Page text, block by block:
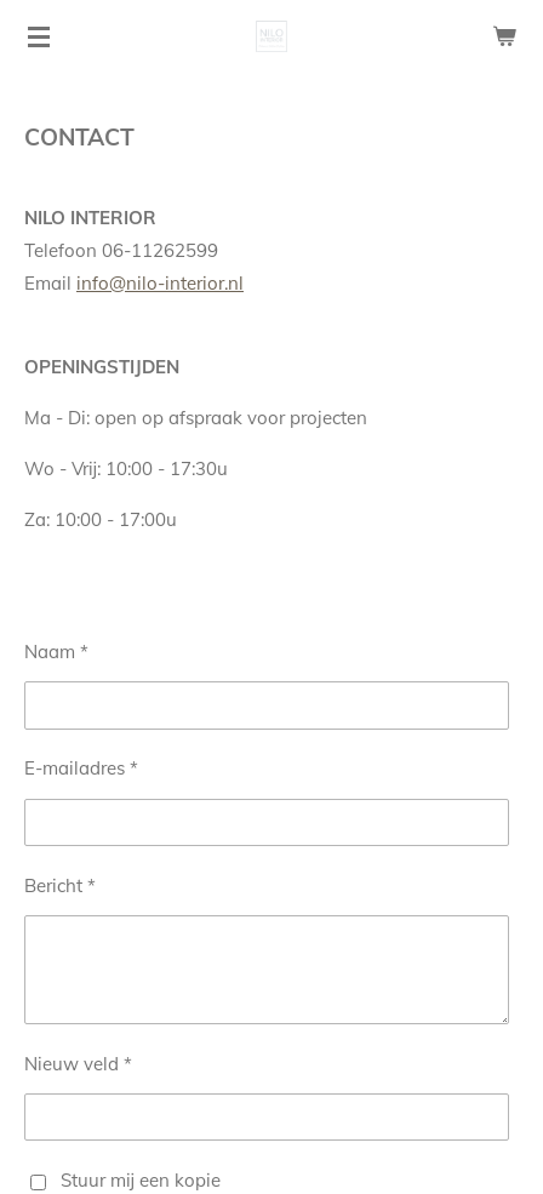
Ga
deCONTACT
NILO INTERIOR
Telefoon 06-11262599
Email info@nilo-interior.nl
OPENINGSTIJDEN
Ma - Di: open op afspraak voor projecten
Wo - Vrij: 10:00 - 17:30u
Za: 10:00 - 17:00u
Naam *
E-mailadres *
Bericht *
Nieuw veld *
Stuur mij een kopie